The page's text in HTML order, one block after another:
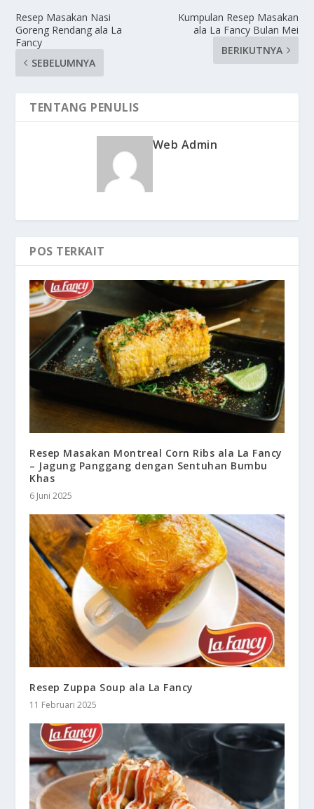
Resep Masakan Nasi
Goreng Rendang ala La
Fancy
SEBELUMNYA
Kumpulan Resep Masakan
ala La Fancy Bulan Mei
BERIKUTNYA
TENTANG PENULIS
Web Admin
POS TERKAIT
Resep Masakan Montreal Corn Ribs ala La Fancy
– Jagung Panggang dengan Sentuhan Bumbu
Khas
6 Juni 2025
Resep Zuppa Soup ala La Fancy
11 Februari 2025